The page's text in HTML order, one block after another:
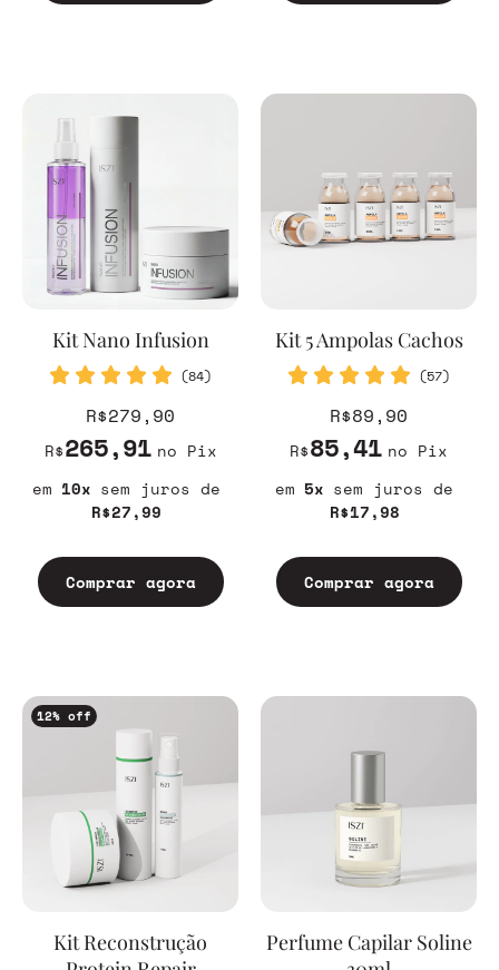
Kit Nano Infusion
(84)
R$279,90
R$265,91 no Pix
10
R$27,99
sem juros
Comprar agora
Kit 5 Ampolas Cachos
(57)
R$89,90
R$85,41 no Pix
5
R$17,98
sem juros
Comprar agora
12% off
Kit Reconstrução
Perfume Capilar Soline